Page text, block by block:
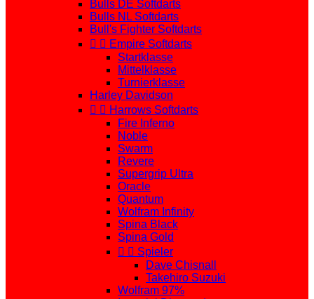
Bulls DE Softdarts
Bulls NL Softdarts
Bull's Fighter Softdarts
  Empire Softdarts
Startklasse
Mittelklasse
Turnierklasse
Harley Davidson
  Harrows Softdarts
Fire Inferno
Noble
Swarm
Revere
Supergrip Ultra
Oracle
Quantum
Wolfram Infinity
Spina Black
Spina Gold
  Spieler
Dave Chisnall
Takehiro Suzuki
Wolfram 97%